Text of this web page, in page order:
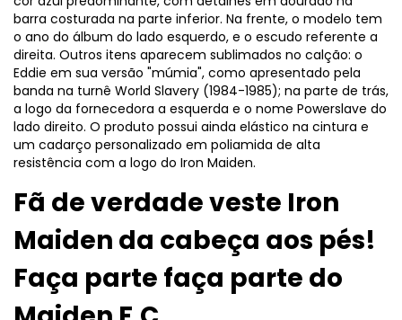
barra costurada na parte inferior. Na frente, o modelo tem
o ano do álbum do lado esquerdo, e o escudo referente a
direita. Outros itens aparecem sublimados no calção: o
Eddie em sua versão "múmia", como apresentado pela
banda na turnê World Slavery (1984-1985); na parte de trás,
a logo da fornecedora a esquerda e o nome Powerslave do
lado direito. O produto possui ainda elástico na cintura e
um cadarço personalizado em poliamida de alta
resistência com a logo do Iron Maiden.
Fã de verdade veste Iron
Maiden da cabeça aos pés!
Faça parte faça parte do